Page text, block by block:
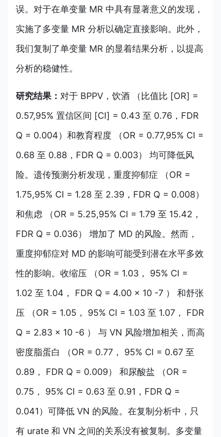
误。对于在单变量 MR 中具有显著意义的发现，
实施了多变量 MR 分析以确定直接影响。此外，
我们复制了单变量 MR 的显着结果分析，以提高
分析的稳健性。
研究结果： 对于 BPPV，饮酒 （比值比 [OR] =
0.57,95% 置信区间 [CI] = 0.43 至 0.76，FDR
Q = 0.004）和教育程度 （OR = 0.77,95% CI =
0.68 至 0.88，FDR Q = 0.003） 均可降低风
险。遗传预测分析发现，重度抑郁症 （OR =
1.75,95% CI = 1.28 至 2.39，FDR Q = 0.008）
和焦虑 （OR = 5.25,95% CI = 1.79 至 15.42，
FDR Q = 0.036） 增加了 MD 的风险。然而，
重度抑郁症对 MD 的影响可能受到潜在水平多效
性的影响。收缩压 （OR = 1.03， 95% CI =
1.02 至 1.04， FDR Q = 4.00 × 10 -7 ） 和舒张
压 （OR = 1.05， 95% CI = 1.03 至 1.07， FDR
Q = 2.83 × 10 -6 ） 与 VN 风险增加相关，而高
密度脂蛋白 （OR = 0.77， 95% CI = 0.67 至
0.89， FDR Q = 0.009） 和尿酸盐 （OR =
0.75， 95% CI = 0.63 至 0.91，FDR Q =
0.041）可降低 VN 的风险。在复制分析中，只
有 urate 和 VN 之间的关系没有被复制。多变量